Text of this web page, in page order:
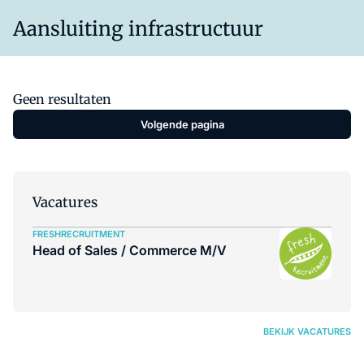
Aansluiting infrastructuur
Geen resultaten
Volgende pagina
Vacatures
FRESHRECRUITMENT
Head of Sales / Commerce M/V
BEKIJK VACATURES